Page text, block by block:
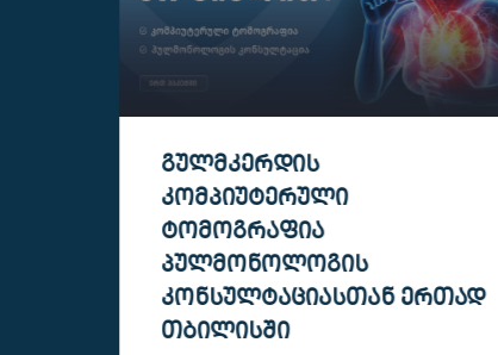
ᲗᲐᲕᲘᲡ ᲢᲕᲘᲜᲘᲡ
ᲙᲝᲛᲞᲘᲣᲢᲔᲠᲣᲚᲘ
ᲢᲝᲛᲝᲒᲠᲐᲤᲘᲐ ᲓᲐ
ᲜᲔᲕᲠᲝᲚᲝᲒᲘᲡ ᲙᲝᲜᲡᲣᲚᲢᲐᲪᲘᲐ
- ᲗᲑᲘᲚᲘᲡᲨᲘ, ᲑᲝᲭᲝᲠᲘᲨᲕᲘᲚᲘᲡ
ᲙᲚᲘᲜᲘᲙᲐᲨᲘ